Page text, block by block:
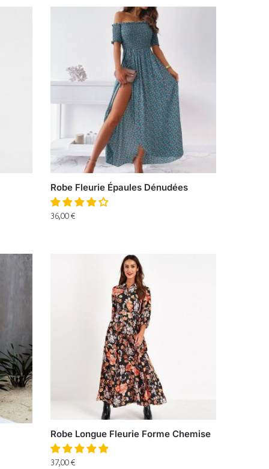
Robe Fleurie Épaules Dénudées
36,00€
Robe Longue Fleurie Forme Chemise
37,00€